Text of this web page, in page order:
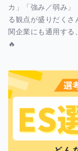
カ」「強み／弱み
る観点が盛りだく
関企業にも通用する
🔥